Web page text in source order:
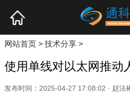
产业资讯
网站首页> 技术分享>
使用单线对以太网推动
发布时间：2025-04-27 17:08:02 · 赵法